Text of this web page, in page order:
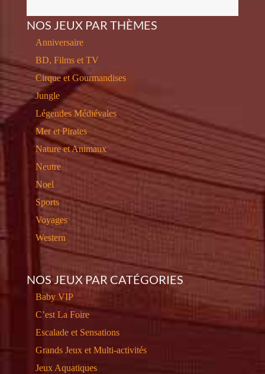
NOS JEUX PAR THÈMES
Anniversaire
BD, Films et TV
Cirque et Gourmandises
Jungle
Légendes Médiévales
Mer et Pirates
Nature et Animaux
Neutre
Noel
Sports
Voyages
Western
NOS JEUX PAR CATÉGORIES
Baby VIP
C’est La Foire
Escalade et Sensations
Grands Jeux et Multi-activités
Jeux Aquatiques